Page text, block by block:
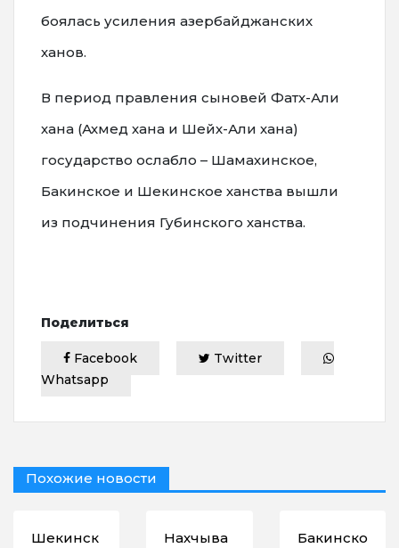
боялась усиления азербайджанских
ханов.
В период правления сыновей Фатх-Али
хана (Ахмед хана и Шейх-Али хана)
государство ослабло – Шамахинское,
Бакинское и Шекинское ханства вышли
из подчинения Губинского ханства.
Поделиться
Facebook
Twitter
Whatsapp
Похожие новости
Шекинск
Нахчыва
Бакинско